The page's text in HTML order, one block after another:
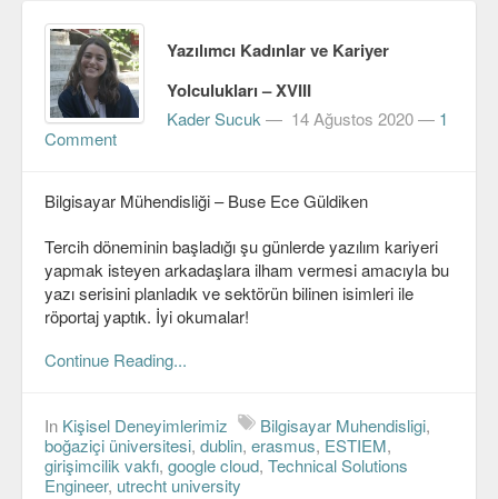
Yazılımcı Kadınlar ve Kariyer
Yolculukları – XVIII
Kader Sucuk — 14 Ağustos 2020— 1
Comment
Bilgisayar Mühendisliği – Buse Ece Güldiken
Tercih döneminin başladığı şu günlerde yazılım kariyeri
yapmak isteyen arkadaşlara ilham vermesi amacıyla bu
yazı serisini planladık ve sektörün bilinen isimleri ile
röportaj yaptık. İyi okumalar!
Continue Reading...
In Kişisel Deneyimlerimiz Bilgisayar Muhendisligi,
boğaziçi üniversitesi, dublin, erasmus, ESTIEM,
girişimcilik vakfı, google cloud, Technical Solutions
Engineer, utrecht university